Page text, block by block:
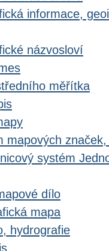
informace,
názvosloví
měřítka
mapových
systém
dílo
mapa
hydrografie